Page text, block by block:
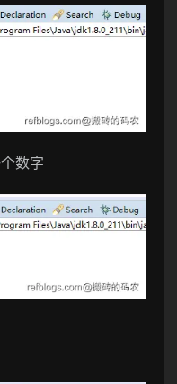
数字